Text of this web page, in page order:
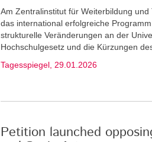
Am Zentralinstitut für Weiterbildung
das international erfolgreiche
strukturelle Veränderungen an der
Hochschulgesetz und die Kürzungen
Tagesspiegel, 29.01.2026
Petition launched